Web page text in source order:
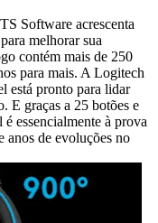
Software acrescenta
melhorar sua
contém mais de 250
para mais. A Logitech
está pronto para lidar
E graças a 25 botões e
essencialmente à prova
anos de evoluções no